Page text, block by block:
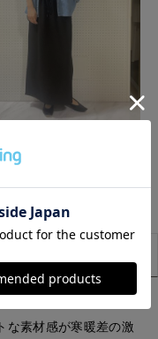
な素材感が寒暖差の激